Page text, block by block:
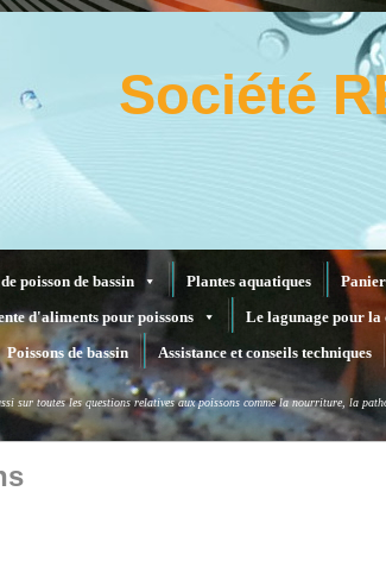
Société
poisson de bassin Plantes aquatiques
d'aliments pour poissons Le lagunage pour la
Poissons de bassin
Assistance et conseils techniques
sur toutes les questions relatives aux poissons comme la nourriture, la